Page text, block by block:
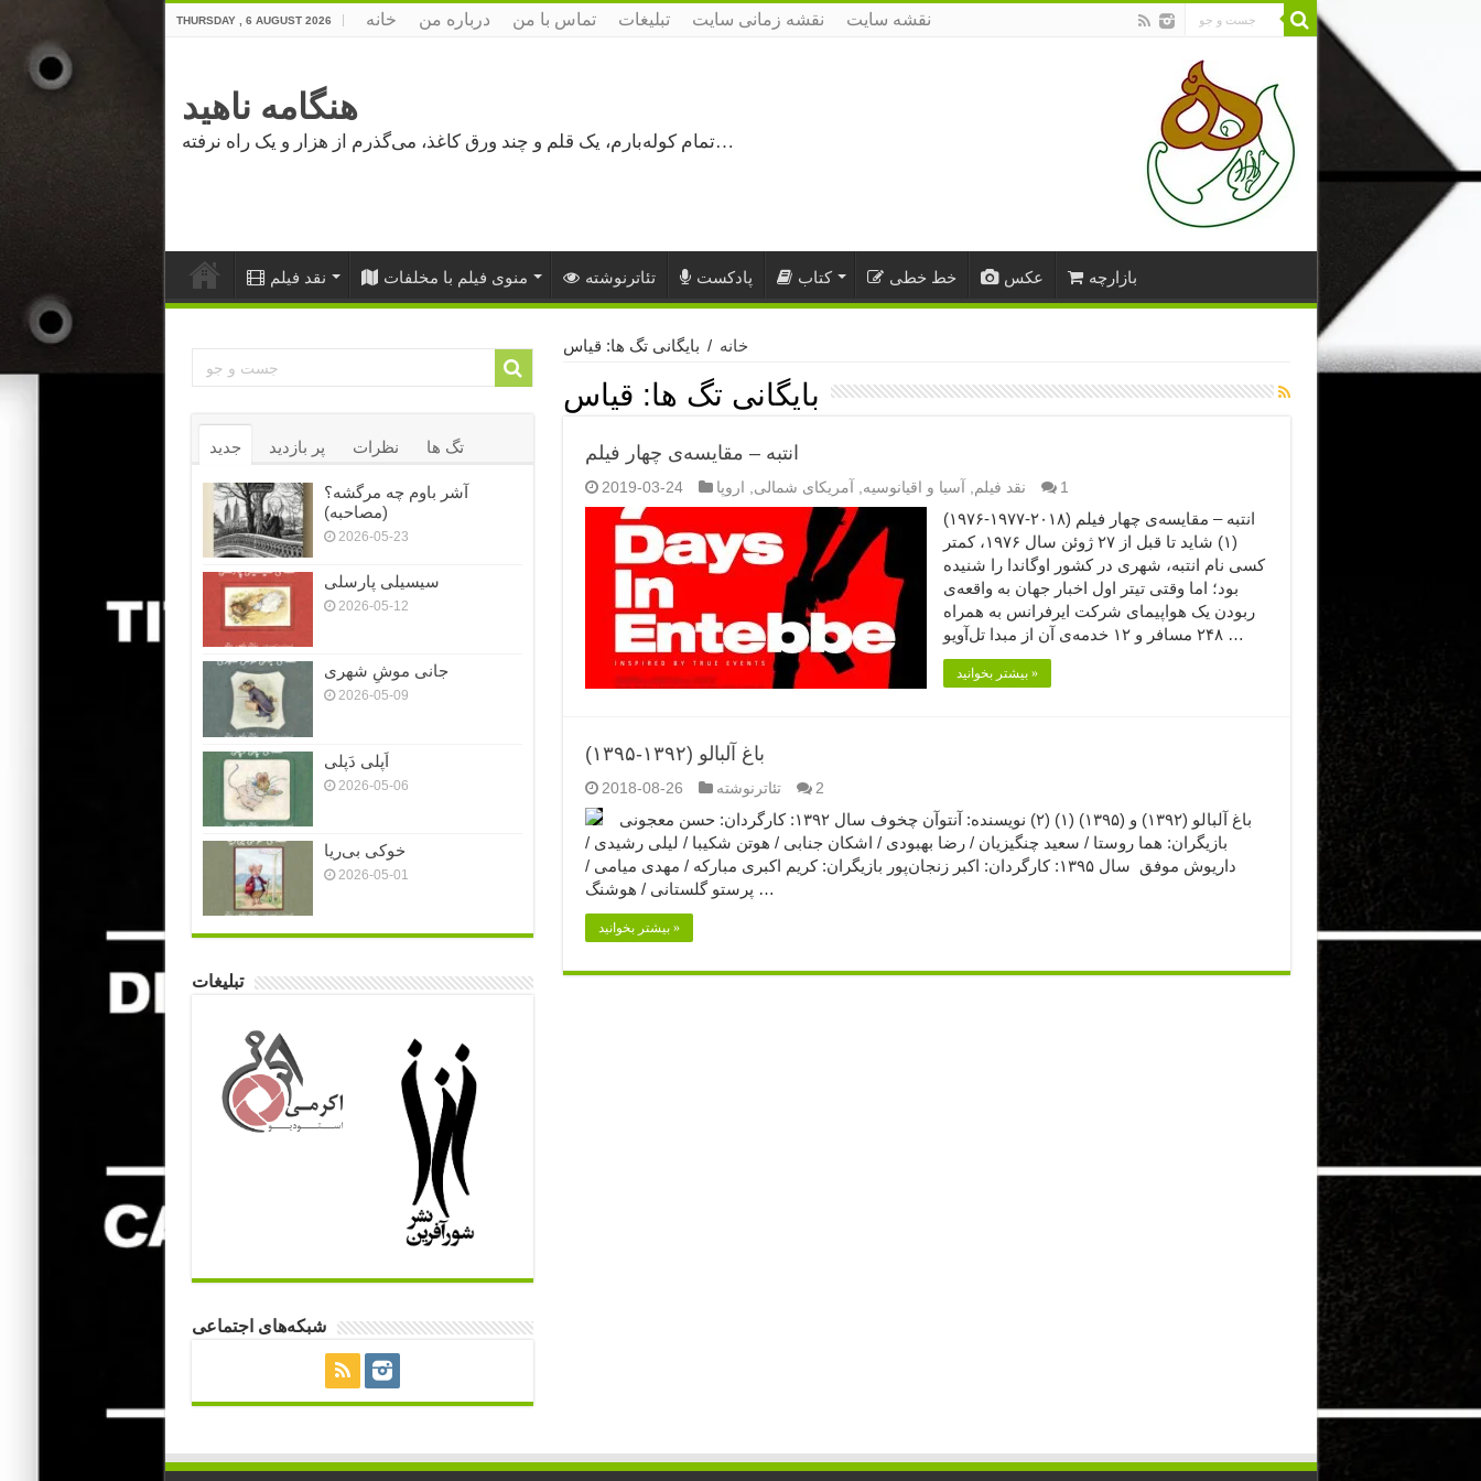
THURSDAY , 6 AUGUST 2026 خانه درباره من تماس با من تبلیغات نقشه زمانی سایت نقشه سایت
هنگامه ناهید
تمام کوله‌بارم، یک قلم و چند ورق کاغذ، می‌گذرم از هزار و یک راه نرفته…
نقد فیلم منوی فیلم با مخلفات تئاترنوشته پادکست کتاب خط خطی عکس بازارچه
خانه / بایگانی تگ ها: قیاس
بایگانی تگ ها: قیاس
انتبه – مقایسه‌ی چهار فیلم
2019-03-24 نقد فیلم آسیا و اقیانوسیه آمریکای شمالی اروپا 1
انتبه – مقایسه‌ی چهار فیلم (۲۰۱۸-۱۹۷۷-۱۹۷۶)
(۱) شاید تا قبل از ۲۷ ژوئن سال ۱۹۷۶، کمتر
کسی نام انتبه، شهری در کشور اوگاندا را شنیده
بود؛ اما وقتی تیتر اول اخبار جهان به واقعه‌ی
ربودن یک هواپیمای شرکت ایرفرانس به همراه
۲۴۸ مسافر و ۱۲ خدمه‌ی آن از مبدا تل‌آویو …
بیشتر بخوانید »
باغ آلبالو (۱۳۹۲-۱۳۹۵)
2018-08-26 تئاترنوشته 2
باغ آلبالو (۱۳۹۲) و (۱۳۹۵) (۱) (۲) نویسنده: آنتوآن چخوف سال ۱۳۹۲: کارگردان: حسن معجونی
بازیگران: هما روستا / سعید چنگیزیان / رضا بهبودی / اشکان جنابی / هوتن شکیبا / لیلی رشیدی /
داریوش موفق سال ۱۳۹۵: کارگردان: اکبر زنجان‌پور بازیگران: کریم اکبری مبارکه / مهدی میامی /
پرستو گلستانی / هوشنگ …
بیشتر بخوانید »
جدید پر بازدید نظرات تگ ها
آشر باوم چه مرگشه؟
(مصاحبه)
2026-05-23
سیسیلی پارسلی
2026-05-12
جانی موشِ شهری
2026-05-09
اَپلی دَپلی
2026-05-06
خوکی بی‌ریا
2026-05-01
تبلیغات
شبکه‌های اجتماعی